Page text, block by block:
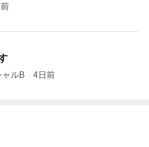
ャルB 4日前